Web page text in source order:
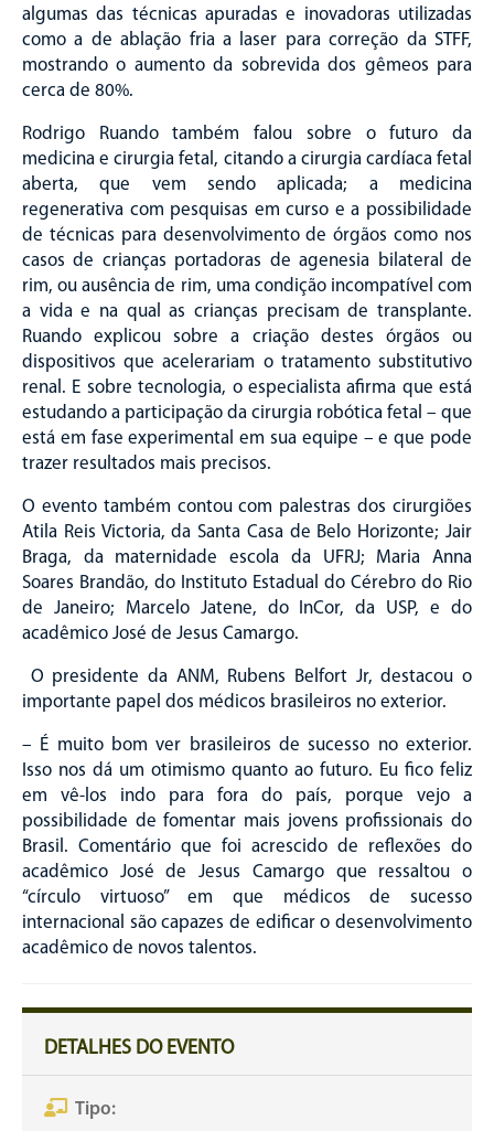
algumas das técnicas apuradas e inovadoras utilizadas
como a de ablação fria a laser para correção da STFF,
mostrando o aumento da sobrevida dos gêmeos para
cerca de 80%.
Rodrigo Ruando também falou sobre o futuro da
medicina e cirurgia fetal, citando a cirurgia cardíaca fetal
aberta, que vem sendo aplicada; a medicina
regenerativa com pesquisas em curso e a possibilidade
de técnicas para desenvolvimento de órgãos como nos
casos de crianças portadoras de agenesia bilateral de
rim, ou ausência de rim, uma condição incompatível com
a vida e na qual as crianças precisam de transplante.
Ruando explicou sobre a criação destes órgãos ou
dispositivos que acelerariam o tratamento substitutivo
renal. E sobre tecnologia, o especialista afirma que está
estudando a participação da cirurgia robótica fetal – que
está em fase experimental em sua equipe – e que pode
trazer resultados mais precisos.
O evento também contou com palestras dos cirurgiões
Atila Reis Victoria, da Santa Casa de Belo Horizonte; Jair
Braga, da maternidade escola da UFRJ; Maria Anna
Soares Brandão, do Instituto Estadual do Cérebro do Rio
de Janeiro; Marcelo Jatene, do InCor, da USP, e do
acadêmico José de Jesus Camargo.
O presidente da ANM, Rubens Belfort Jr, destacou o
importante papel dos médicos brasileiros no exterior.
– É muito bom ver brasileiros de sucesso no exterior.
Isso nos dá um otimismo quanto ao futuro. Eu fico feliz
em vê-los indo para fora do país, porque vejo a
possibilidade de fomentar mais jovens profissionais do
Brasil. Comentário que foi acrescido de reflexões do
acadêmico José de Jesus Camargo que ressaltou o
“círculo virtuoso” em que médicos de sucesso
internacional são capazes de edificar o desenvolvimento
acadêmico de novos talentos.
DETALHES DO EVENTO
Tipo: